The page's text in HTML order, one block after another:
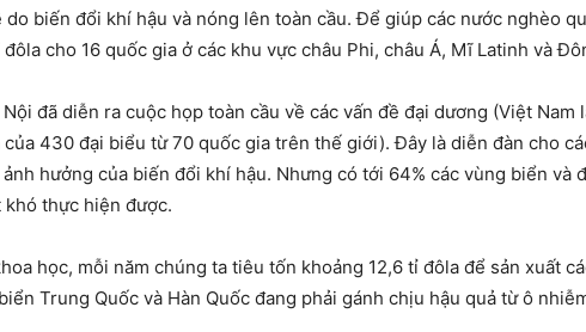
do biến đổi khí hậu và nóng lên toàn cầu. Để giúp các nước nghèo
cho 16 quốc gia ở các khu vực châu Phi, châu Á, Mĩ Latinh và
Nội đã diễn ra cuộc họp toàn cầu về các vấn đề đại dương (Việt
430 đại biểu từ 70 quốc gia trên thế giới). Đây là diễn đàn cho
hưởng của biến đổi khí hậu. Nhưng có tới 64% các vùng biển
thực hiện được.
học, mỗi năm chúng ta tiêu tốn khoảng 12,6 tỉ đôla để sản xuất
Trung Quốc và Hàn Quốc đang phải gánh chịu hậu quả từ ô